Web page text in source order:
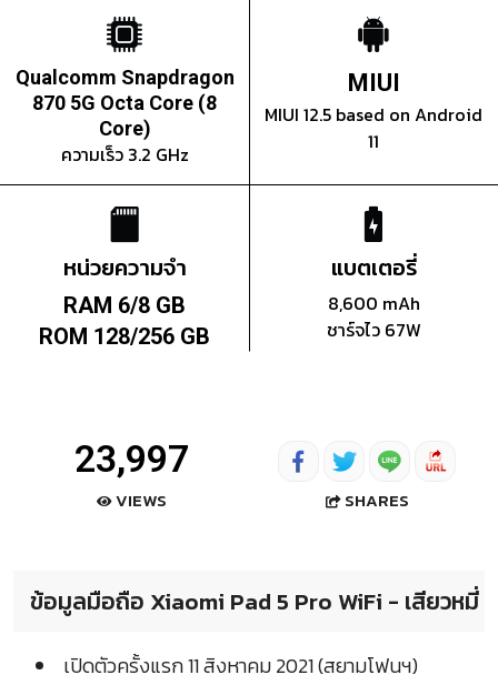
Qualcomm Snapdragon
870 5G Octa Core (8
Core)
ความเร็ว 3.2 GHz
MIUI
MIUI 12.5 based on Android
11
หน่วยความจำ
RAM 6/8 GB
ROM 128/256 GB
แบตเตอรี่
8,600 mAh
ชาร์จไว 67W
23,997
VIEWS SHARES
ข้อมูลมือถือ Xiaomi Pad 5 Pro WiFi - เสียวหมี่
เปิดตัวครั้งแรก 11 สิงหาคม 2021 (สยามโฟนฯ)